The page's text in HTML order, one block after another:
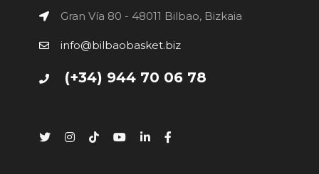
Gran Vía 80 - 48011 Bilbao, Bizkaia
info@bilbaobasket.biz
(+34) 944 70 06 78